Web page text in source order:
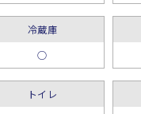
冷蔵庫
○
トイレ